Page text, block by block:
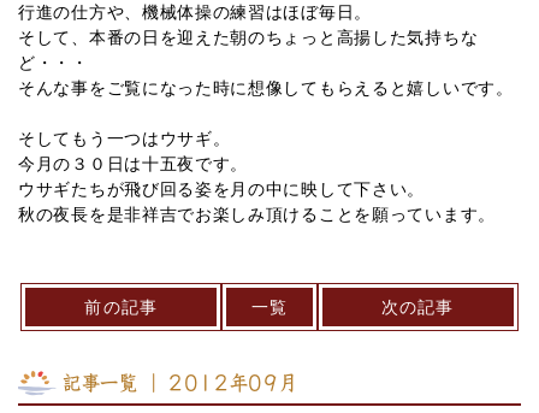
行進の仕方や、機械体操の練習はほぼ毎日。
そして、本番の日を迎えた朝のちょっと高揚した気持ちな
ど・・・
そんな事をご覧になった時に想像してもらえると嬉しいです。
そしてもう一つはウサギ。
今月の３０日は十五夜です。
ウサギたちが飛び回る姿を月の中に映して下さい。
秋の夜長を是非祥吉でお楽しみ頂けることを願っています。
前の記事 一覧 次の記事
記事一覧 ｜ 2012年09月